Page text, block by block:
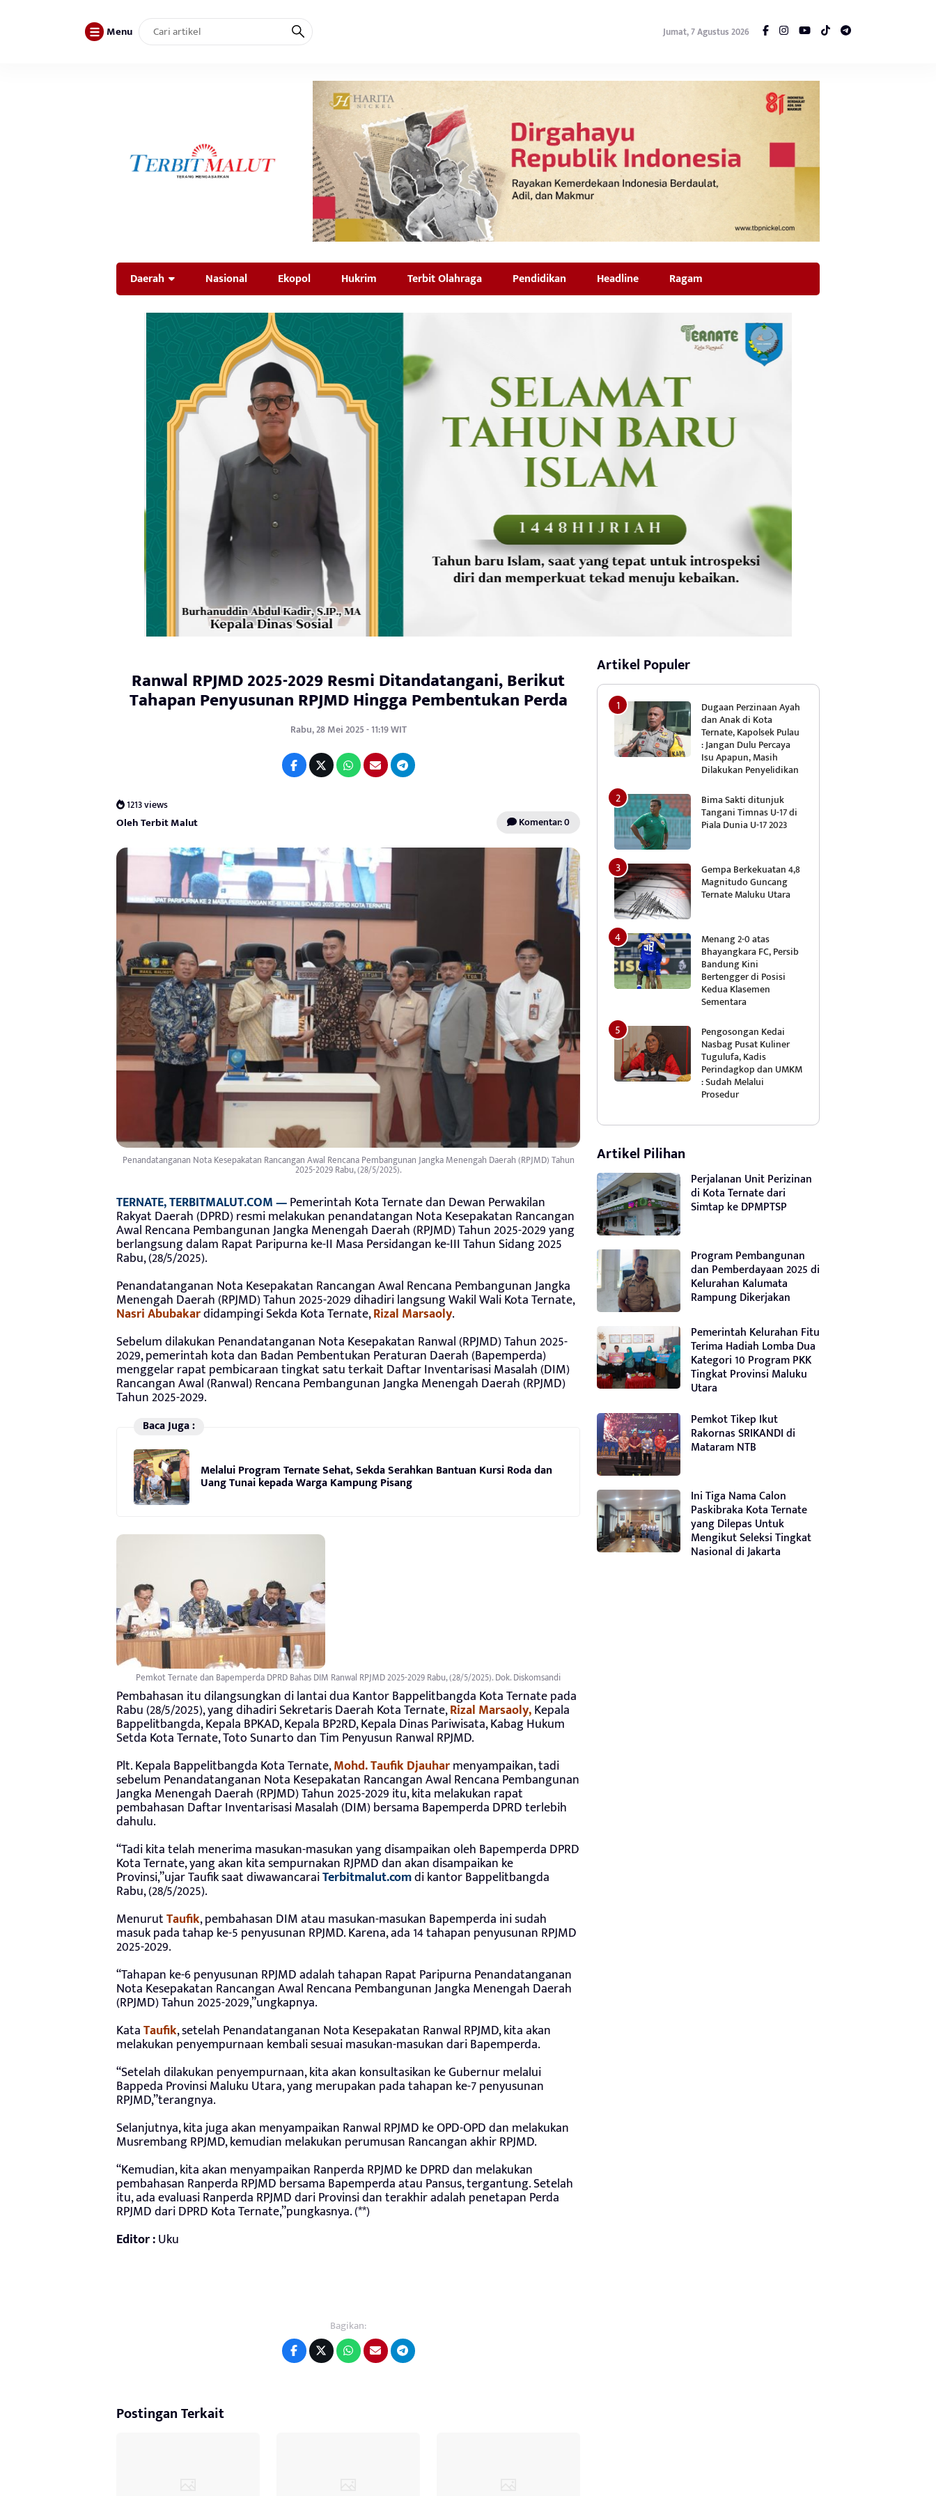
Menu Jumat, 7 Agustus 2026
Daerah Nasional Ekopol Hukrim Terbit Olahraga Pendidikan Headline Ragam
Ranwal RPJMD 2025-2029 Resmi Ditandatangani, Berikut
Tahapan Penyusunan RPJMD Hingga Pembentukan Perda
Rabu, 28 Mei 2025 - 11:19 WIT
1213 views
Oleh Terbit Malut Komentar: 0
Penandatanganan Nota Kesepakatan Rancangan Awal Rencana Pembangunan Jangka Menengah Daerah (RPJMD) Tahun
2025-2029 Rabu, (28/5/2025).
TERNATE, TERBITMALUT.COM —Pemerintah Kota Ternate dan Dewan Perwakilan
Rakyat Daerah (DPRD) resmi melakukan penandatangan Nota Kesepakatan Rancangan
Awal Rencana Pembangunan Jangka Menengah Daerah (RPJMD) Tahun 2025-2029 yang
berlangsung dalam Rapat Paripurna ke-II Masa Persidangan ke-III Tahun Sidang 2025
Rabu, (28/5/2025).
Penandatanganan Nota Kesepakatan Rancangan Awal Rencana Pembangunan Jangka
Menengah Daerah (RPJMD) Tahun 2025-2029 dihadiri langsung Wakil Wali Kota Ternate,
Nasri Abubakardidampingi Sekda Kota Ternate,Rizal Marsaoly.
Sebelum dilakukan Penandatanganan Nota Kesepakatan Ranwal (RPJMD) Tahun 2025-
2029, pemerintah kota dan Badan Pembentukan Peraturan Daerah (Bapemperda)
menggelar rapat pembicaraan tingkat satu terkait Daftar Inventarisasi Masalah (DIM)
Rancangan Awal (Ranwal) Rencana Pembangunan Jangka Menengah Daerah (RPJMD)
Tahun 2025-2029.
Baca Juga :
Melalui Program Ternate Sehat, Sekda Serahkan Bantuan Kursi Roda dan
Uang Tunai kepada Warga Kampung Pisang
Pemkot Ternate dan Bapemperda DPRD Bahas DIM Ranwal RPJMD 2025-2029 Rabu, (28/5/2025). Dok. Diskomsandi
Pembahasan itu dilangsungkan di lantai dua Kantor Bappelitbangda Kota Ternate pada
Rabu (28/5/2025), yang dihadiri Sekretaris Daerah Kota Ternate,Rizal Marsaoly,Kepala
Bappelitbangda, Kepala BPKAD, Kepala BP2RD, Kepala Dinas Pariwisata, Kabag Hukum
Setda Kota Ternate, Toto Sunarto dan Tim Penyusun Ranwal RPJMD.
Plt. Kepala Bappelitbangda Kota Ternate,Mohd. Taufik Djauharmenyampaikan, tadi
sebelum Penandatanganan Nota Kesepakatan Rancangan Awal Rencana Pembangunan
Jangka Menengah Daerah (RPJMD) Tahun 2025-2029 itu, kita melakukan rapat
pembahasan Daftar Inventarisasi Masalah (DIM) bersama Bapemperda DPRD terlebih
dahulu.
“Tadi kita telah menerima masukan-masukan yang disampaikan oleh Bapemperda DPRD
Kota Ternate, yang akan kita sempurnakan RJPMD dan akan disampaikan ke
Provinsi,”ujar Taufik saat diwawancaraiTerbitmalut.comdi kantor Bappelitbangda
Rabu, (28/5/2025).
MenurutTaufik, pembahasan DIM atau masukan-masukan Bapemperda ini sudah
masuk pada tahap ke-5 penyusunan RPJMD. Karena, ada 14 tahapan penyusunan RPJMD
2025-2029.
“Tahapan ke-6 penyusunan RPJMD adalah tahapan Rapat Paripurna Penandatanganan
Nota Kesepakatan Rancangan Awal Rencana Pembangunan Jangka Menengah Daerah
(RPJMD) Tahun 2025-2029,”ungkapnya.
KataTaufik, setelah Penandatanganan Nota Kesepakatan Ranwal RPJMD, kita akan
melakukan penyempurnaan kembali sesuai masukan-masukan dari Bapemperda.
“Setelah dilakukan penyempurnaan, kita akan konsultasikan ke Gubernur melalui
Bappeda Provinsi Maluku Utara, yang merupakan pada tahapan ke-7 penyusunan
RPJMD,”terangnya.
Selanjutnya, kita juga akan menyampaikan Ranwal RPJMD ke OPD-OPD dan melakukan
Musrembang RPJMD, kemudian melakukan perumusan Rancangan akhir RPJMD.
“Kemudian, kita akan menyampaikan Ranperda RPJMD ke DPRD dan melakukan
pembahasan Ranperda RPJMD bersama Bapemperda atau Pansus, tergantung. Setelah
itu, ada evaluasi Ranperda RPJMD dari Provinsi dan terakhir adalah penetapan Perda
RPJMD dari DPRD Kota Ternate,”pungkasnya. (**)
Editor :Uku
Bagikan:
Postingan Terkait
Artikel Populer
Dugaan Perzinaan Ayah
dan Anak di Kota
Ternate, Kapolsek Pulau
: Jangan Dulu Percaya
Isu Apapun, Masih
Dilakukan Penyelidikan
Bima Sakti ditunjuk
Tangani Timnas U-17 di
Piala Dunia U-17 2023
Gempa Berkekuatan 4,8
Magnitudo Guncang
Ternate Maluku Utara
Menang 2-0 atas
Bhayangkara FC, Persib
Bandung Kini
Bertengger di Posisi
Kedua Klasemen
Sementara
Pengosongan Kedai
Nasbag Pusat Kuliner
Tugulufa, Kadis
Perindagkop dan UMKM
: Sudah Melalui
Prosedur
Artikel Pilihan
Perjalanan Unit Perizinan
di Kota Ternate dari
Simtap ke DPMPTSP
Program Pembangunan
dan Pemberdayaan 2025 di
Kelurahan Kalumata
Rampung Dikerjakan
Pemerintah Kelurahan Fitu
Terima Hadiah Lomba Dua
Kategori 10 Program PKK
Tingkat Provinsi Maluku
Utara
Pemkot Tikep Ikut
Rakornas SRIKANDI di
Mataram NTB
Ini Tiga Nama Calon
Paskibraka Kota Ternate
yang Dilepas Untuk
Mengikut Seleksi Tingkat
Nasional di Jakarta